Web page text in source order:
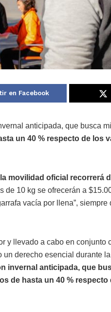
en Facebook
anticipada, que busca
un 40 % respecto de los
movilidad oficial recorrerá
de 10 kg se ofrecerán a
vacía por llena”,
y llevado a cabo en conjunto
derecho esencial durante
invernal anticipada, que
de hasta un 40 % respecto